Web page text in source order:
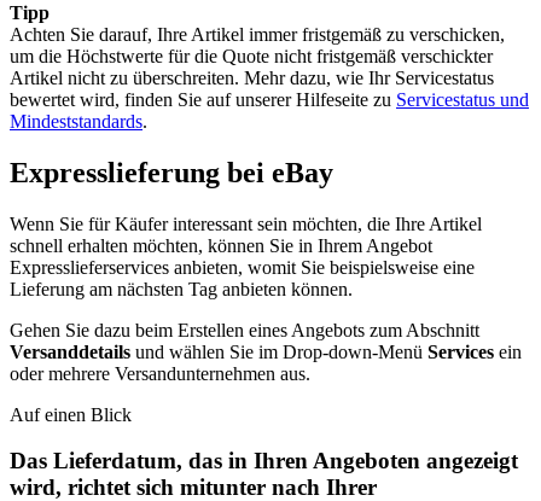
Tipp
Achten Sie darauf, Ihre Artikel immer fristgemäß zu verschicken,
um die Höchstwerte für die Quote nicht fristgemäß verschickter
Artikel nicht zu überschreiten. Mehr dazu, wie Ihr Servicestatus
bewertet wird, finden Sie auf unserer Hilfeseite zu Servicestatus und
Mindeststandards.
Expresslieferung bei eBay
Wenn Sie für Käufer interessant sein möchten, die Ihre Artikel
schnell erhalten möchten, können Sie in Ihrem Angebot
Expresslieferservices anbieten, womit Sie beispielsweise eine
Lieferung am nächsten Tag anbieten können.
Gehen Sie dazu beim Erstellen eines Angebots zum Abschnitt
Versanddetails und wählen Sie im Drop-down-Menü Services ein
oder mehrere Versandunternehmen aus.
Auf einen Blick
Das Lieferdatum, das in Ihren Angeboten angezeigt
wird, richtet sich mitunter nach Ihrer